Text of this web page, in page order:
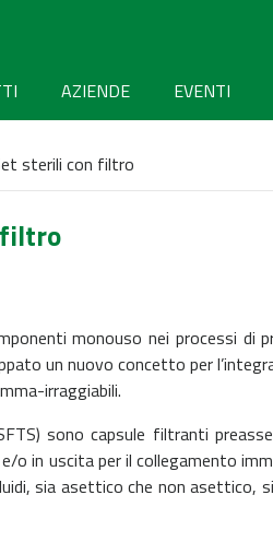
AZIENDE EVENTI
sterili con filtro
filtro
monouso nei processi di
un nuovo concetto per
irraggiabili.
sono capsule filtranti
o in uscita per il collegamento
sia asettico che non asettico,